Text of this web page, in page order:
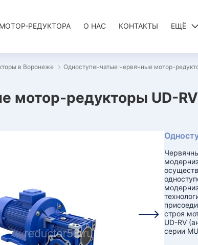
РЕДУКТОРА О НАС КОНТАКТЫ ЕЩЁ
в Воронеже Одноступенчатые червячные мотор-
мотор-редукторы UD-RV
строя
UD-RV
серии